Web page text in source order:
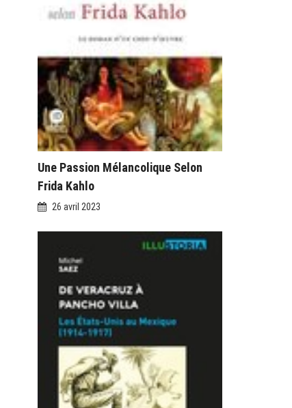
Une Passion Mélancolique Selon
Frida Kahlo
26 avril 2023